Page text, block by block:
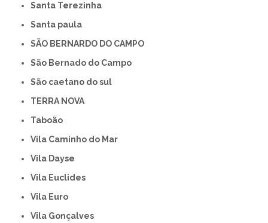
Santa Terezinha
Santa paula
SÃO BERNARDO DO CAMPO
São Bernado do Campo
São caetano do sul
TERRA NOVA
Taboão
Vila Caminho do Mar
Vila Dayse
Vila Euclides
Vila Euro
Vila Gonçalves